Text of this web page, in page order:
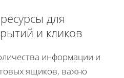
для
и кликов
информации и
ящиков, важно